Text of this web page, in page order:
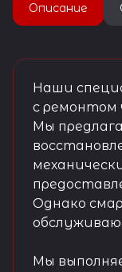
Описание
Наши
с ремонтом
Мы
Однако
Мы